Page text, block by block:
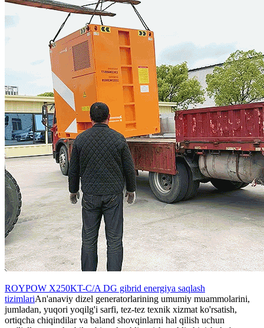
ROYPOW X250KT-C/A DG gibrid energiya saqlash
tizimlariAn'anaviy dizel generatorlarining umumiy muammolarini,
jumladan, yuqori yoqilg'i sarfi, tez-tez texnik xizmat ko'rsatish,
ortiqcha chiqindilar va baland shovqinlarni hal qilish uchun